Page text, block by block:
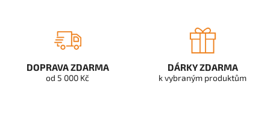
DOPRAVA ZDARMA
od 5 000 Kč
DÁRKY ZDARMA
k vybraným produktům